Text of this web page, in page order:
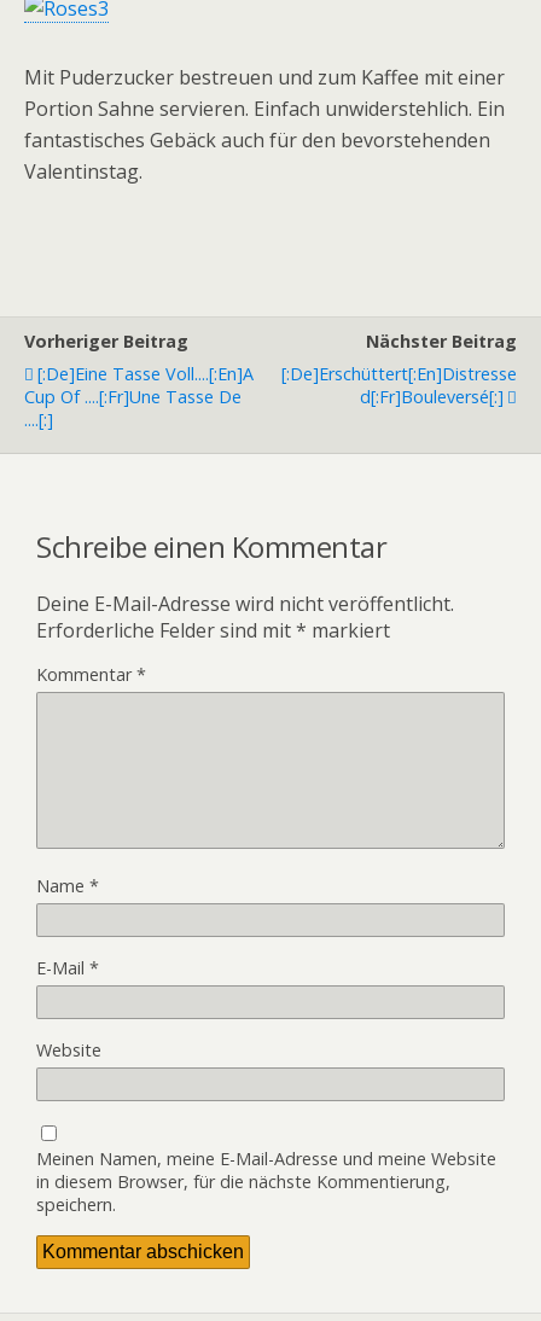
Mit Puderzucker bestreuen und zum Kaffee mit einer
Portion Sahne servieren. Einfach unwiderstehlich. Ein
fantastisches Gebäck auch für den bevorstehenden
Valentinstag.
Vorheriger Beitrag
[:de]Eine Tasse Voll....[:en]A
Cup Of ....[:fr]Une Tasse De
....[:]
Nächster Beitrag
[:de]Erschüttert[:en]Distresse
D[:fr]Bouleversé[:]
Schreibe einen Kommentar
Deine E-Mail-Adresse wird nicht veröffentlicht.
Erforderliche Felder sind mit* markiert
Kommentar*
Name *
E-Mail *
Website
Meinen Namen, meine E-Mail-Adresse und meine Website
in diesem Browser, für die nächste Kommentierung,
speichern.